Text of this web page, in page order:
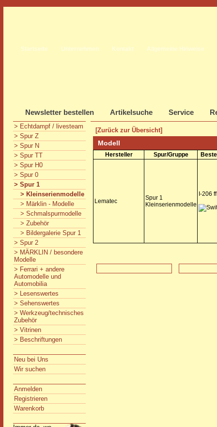
Startseite Unternehmen Kontakt Allgemeine Hinweise
Newsletter bestellen Artikelsuche Service
> Echtdampf / livesteam
> Spur Z
> Spur N
> Spur TT
> Spur H0
> Spur 0
> Spur 1
> Kleinserienmodelle
> Märklin - Modelle
> Schmalspurmodelle
> Zubehör
> Bildergalerie Spur 1
> Spur 2
> MÄRKLIN / besondere
Modelle
> Ferrari + andere
Automodelle und
Automobilia
> Lesenswertes
> Sehenswertes
> Werkzeug/technisches
Zubehör
> Vitrinen
> Beschriftungen
Neu bei Uns
Wir suchen
Anmelden
Registrieren
Warenkorb
[Zurück zur Übersicht]
Modell
Hersteller Spur/Gruppe
Lematec
Spur 1
Kleinserienmodelle
I-206 ff